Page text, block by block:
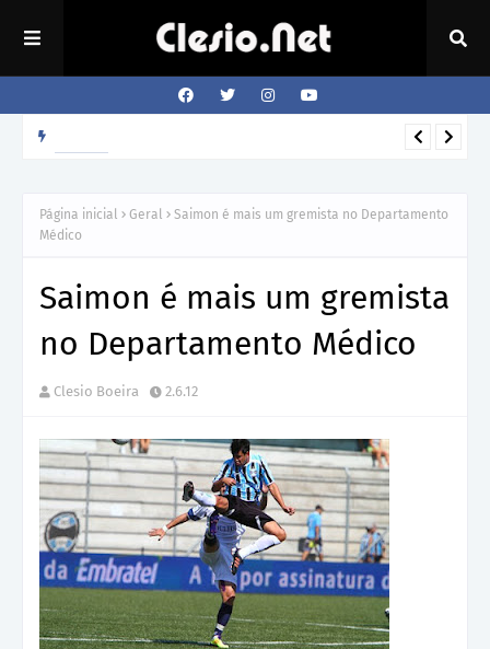
Como o cão sabe a hora que o dono volta para casa?
Página inicial Geral
Saimon é mais um gremista no Departamento
Médico
Saimon é mais um gremista
no Departamento Médico
Clesio Boeira 2.6.12